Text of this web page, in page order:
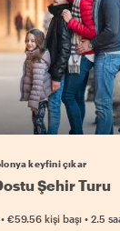
seç
keyfini çıkar
Şehir Turu
€59.56 kişi başı• 2.5